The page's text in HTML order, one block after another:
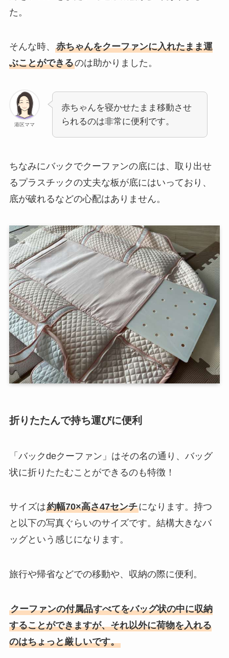
た。
そんな時、 赤ちゃんをクーファンに入れたまま運
ぶことができるのは助かりました。
港区ママ
赤ちゃんを寝かせたまま移動させ
られるのは非常に便利です。
ちなみにバックでクーファンの底には、取り出せ
るプラスチックの丈夫な板が底にはいっており、
底が破れるなどの心配はありません。
折りたたんで持ち運びに便利
「バックdeクーファン」はその名の通り、バッグ
状に折りたたむことができるのも特徴！
サイズは約幅70×高さ47センチになります。持つ
と以下の写真ぐらいのサイズです。結構大きなバ
ッグという感じになります。
旅行や帰省などでの移動や、収納の際に便利。
クーファンの付属品すべてをバッグ状の中に収納
することができますが、それ以外に荷物を入れる
のはちょっと厳しいです。